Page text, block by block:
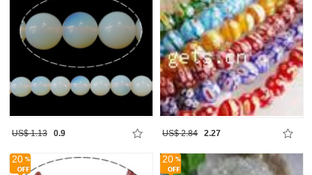
US$ 1.13 0.9 US$ 2.84 2.27
20 20